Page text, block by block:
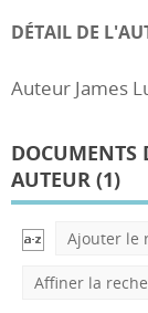
DÉTAIL DE
Auteur James
DOCUMENTS
AUTEUR (1)
Ajouter le
Affiner la